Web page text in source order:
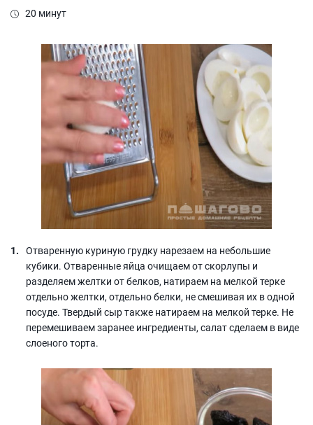
20 минут
Отваренную куриную грудку нарезаем на небольшие
кубики. Отваренные яйца очищаем от скорлупы и
разделяем желтки от белков, натираем на мелкой терке
отдельно желтки, отдельно белки, не смешивая их в одной
посуде. Твердый сыр также натираем на мелкой терке. Не
перемешиваем заранее ингредиенты, салат сделаем в виде
слоеного торта.